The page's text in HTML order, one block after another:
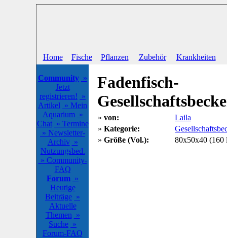
Home Fische Pflanzen Zubehör Krankheiten
Community »
Jetzt
registrieren! »
Artikel » Mein
Aquarium »
Chat » Termine
» Newsletter-
Archiv »
Nutzungsbed.
» Community-
FAQ
Forum »
Heutige
Beiträge »
Aktuelle
Themen »
Suche »
Forum-FAQ
Fadenfisch-
» von:
Laila
» Kategorie:
» Größe (Vol.): 80x50x40 (160